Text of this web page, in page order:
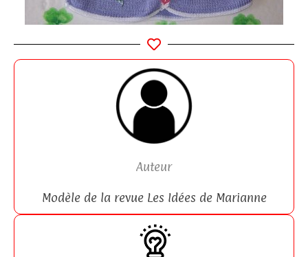
Auteur
Modèle de la revue Les Idées de Marianne